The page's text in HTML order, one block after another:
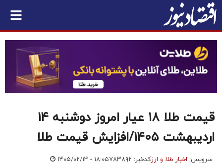
قیمت طلا ۱۸ عیار امروز دوشنبه ۱۴
اردیبهشت ۱۴۰۵/افزایش قیمت طلا
سرویس: اخبار طلا و ارزکدخبر: ۷۸۳۸۹۲ ۱۴۰۵/۰۲/۱۴ - ۱۸:۰۵